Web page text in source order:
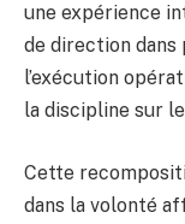
une expérience
de direction
l’exécution
la discipline sur
Cette
dans la volonté